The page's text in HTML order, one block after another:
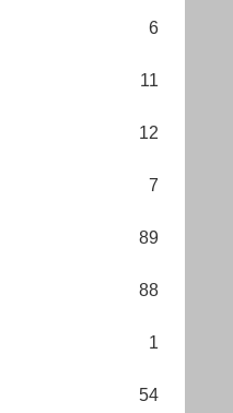
6
11
12
7
89
88
1
54